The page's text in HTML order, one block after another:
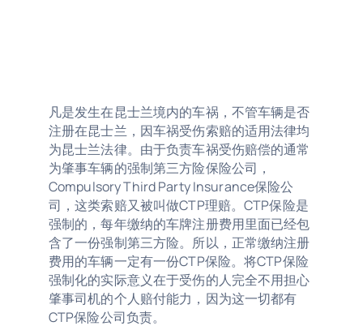
凡是发生在昆士兰境内的车祸，不管车辆是否
注册在昆士兰，因车祸受伤索赔的适用法律均
为昆士兰法律。由于负责车祸受伤赔偿的通常
为肇事车辆的强制第三方险保险公司，
Compulsory Third Party Insurance保险公
司，这类索赔又被叫做CTP理赔。CTP保险是
强制的，每年缴纳的车牌注册费用里面已经包
含了一份强制第三方险。所以，正常缴纳注册
费用的车辆一定有一份CTP保险。将CTP保险
强制化的实际意义在于受伤的人完全不用担心
肇事司机的个人赔付能力，因为这一切都有
CTP保险公司负责。